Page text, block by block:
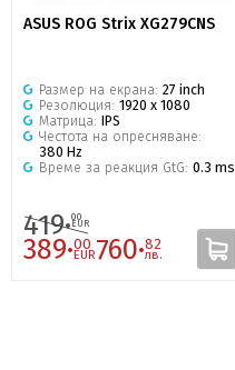
ASUS ROG Strix XG279CNS
Размер на екрана: 27 inch
Резолюция: 1920 x 1080
Матрица: IPS
Честота на опресняване:
380 Hz
Време за реакция GtG: 0.3 ms
419·00
EUR
389·00
EUR760·82
лв.